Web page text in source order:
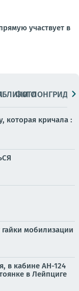
участвует в
ФОТОЛОНГРИДЫ
которая кричала :
гайки мобилизации
в кабине АН-124
в Лейпциге